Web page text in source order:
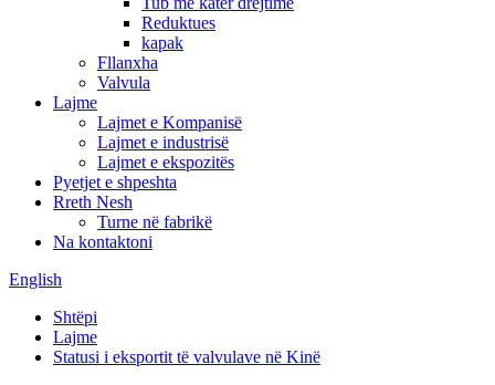
Reduktues
kapak
Fllanxha
Valvula
Lajme
Lajmet e Kompanisë
Lajmet e industrisë
Lajmet e ekspozitës
Pyetjet e shpeshta
Rreth Nesh
Turne në fabrikë
Na kontaktoni
English
Shtëpi
Lajme
Statusi i eksportit të valvulave në Kinë